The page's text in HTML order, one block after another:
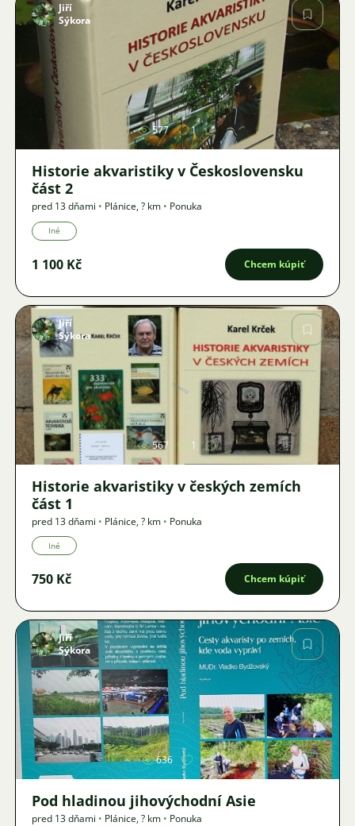
Obrázok
Jiří
Sýkora
577 1
Historie akvaristiky v Československu
část 2
pred 13 dňami • Plánice,? km • Ponuka
Iné
1 100 Kč Chcem kúpiť
Obrázok
Jiří
Sýkora
567 1
Historie akvaristiky v českých zemích
část 1
pred 13 dňami • Plánice,? km • Ponuka
Iné
750 Kč Chcem kúpiť
Obrázok
Jiří
Sýkora
636
Pod hladinou jihovýchodní Asie
pred 13 dňami • Plánice,? km • Ponuka